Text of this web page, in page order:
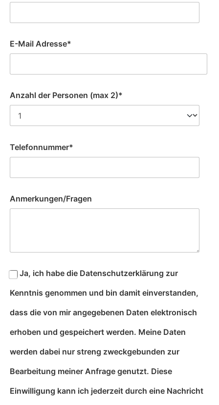
E-Mail Adresse*
Anzahl der Personen (max 2)*
Telefonnummer*
Anmerkungen/Fragen
Ja, ich habe die Datenschutzerklärung zur
Kenntnis genommen und bin damit einverstanden,
dass die von mir angegebenen Daten elektronisch
erhoben und gespeichert werden. Meine Daten
werden dabei nur streng zweckgebunden zur
Bearbeitung meiner Anfrage genutzt. Diese
Einwilligung kann ich jederzeit durch eine Nachricht